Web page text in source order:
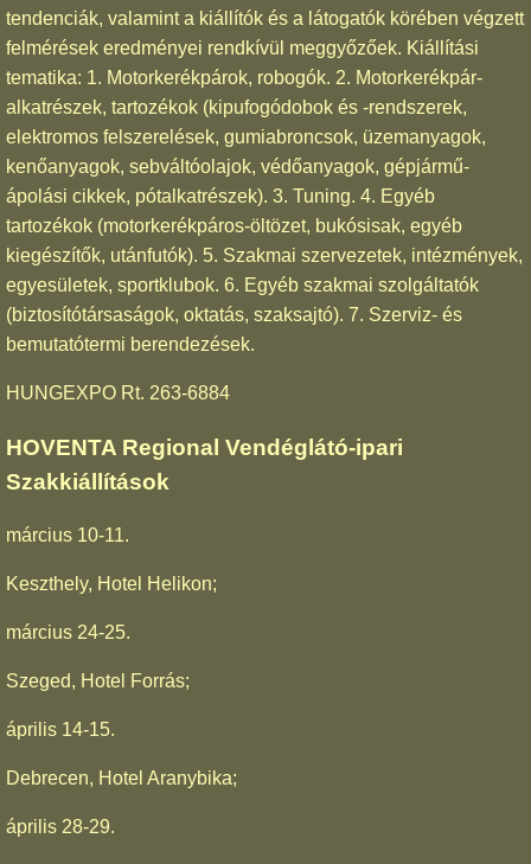
tendenciák, valamint a kiállítók és a látogatók körében végzett
felmérések eredményei rendkívül meggyőzőek. Kiállítási
tematika: 1. Motorkerékpárok, robogók. 2. Motorkerékpár-
alkatrészek, tartozékok (kipufogódobok és -rendszerek,
elektromos felszerelések, gumiabroncsok, üzemanyagok,
kenőanyagok, sebváltóolajok, védőanyagok, gépjármű-
ápolási cikkek, pótalkatrészek). 3. Tuning. 4. Egyéb
tartozékok (motorkerékpáros-öltözet, bukósisak, egyéb
kiegészítők, utánfutók). 5. Szakmai szervezetek, intézmények,
egyesületek, sportklubok. 6. Egyéb szakmai szolgáltatók
(biztosítótársaságok, oktatás, szaksajtó). 7. Szerviz- és
bemutatótermi berendezések.
HUNGEXPO Rt. 263-6884
HOVENTA Regional Vendéglátó-ipari
Szakkiállítások
március 10-11.
Keszthely, Hotel Helikon;
március 24-25.
Szeged, Hotel Forrás;
április 14-15.
Debrecen, Hotel Aranybika;
április 28-29.